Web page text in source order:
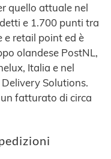
quello attuale nel
e 1.700 punti tra
retail point ed è
olandese PostNL,
Italia e nel
Solutions.
fatturato di circa